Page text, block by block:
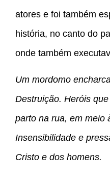
atores e foi também
história, no canto do
onde também
Um mordomo
Destruição. Heróis
parto na rua, em meio
Insensibilidade e
Cristo e dos homens.